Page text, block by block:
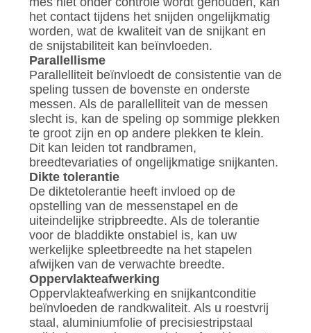
het contact tijdens het snijden ongelijkmatig
worden, wat de kwaliteit van de snijkant en
de snijstabiliteit kan beïnvloeden.
Parallellisme
Parallelliteit beïnvloedt de consistentie van de
speling tussen de bovenste en onderste
messen. Als de parallelliteit van de messen
slecht is, kan de speling op sommige plekken
te groot zijn en op andere plekken te klein.
Dit kan leiden tot randbramen,
breedtevariaties of ongelijkmatige snijkanten.
Dikte tolerantie
De diktetolerantie heeft invloed op de
opstelling van de messenstapel en de
uiteindelijke stripbreedte. Als de tolerantie
voor de bladdikte onstabiel is, kan uw
werkelijke spleetbreedte na het stapelen
afwijken van de verwachte breedte.
Oppervlakteafwerking
Oppervlakteafwerking en snijkantconditie
beïnvloeden de randkwaliteit. Als u roestvrij
staal, aluminiumfolie of precisiestripstaal